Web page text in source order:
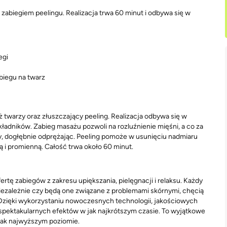
peelingu. Realizacja trwa 60 minut i odbywa się w
na twarz
oraz złuszczający peeling. Realizacja odbywa się w
Zabieg masażu pozwoli na rozluźnienie mięśni, a co za
odprężając. Peeling pomoże w usunięciu nadmiaru
promienną. Całość trwa około 60 minut.
zabiegów z zakresu upiększania, pielęgnacji i relaksu. Każdy
czy będą one związane z problemami skórnymi, chęcią
wykorzystaniu nowoczesnych technologii, jakościowych
efektów w jak najkrótszym czasie. To wyjątkowe
najwyższym poziomie.